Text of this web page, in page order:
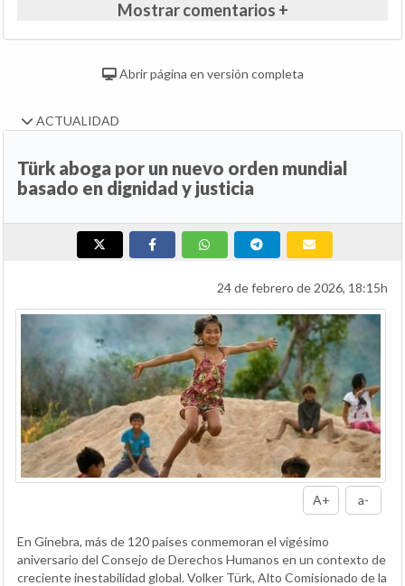
Mostrar comentarios +
Abrir página en versión completa
ACTUALIDAD
Türk aboga por un nuevo orden mundial
basado en dignidad y justicia
24 de febrero de 2026, 18:15h
A+ a-
En Ginebra, más de 120 países conmemoran el vigésimo
aniversario del Consejo de Derechos Humanos en un contexto de
creciente inestabilidad global. Volker Türk, Alto Comisionado de la